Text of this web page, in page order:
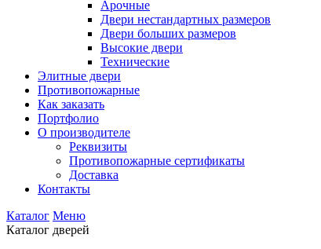
Арочные
Двери нестандартных размеров
Двери больших размеров
Высокие двери
Технические
Элитные двери
Противопожарные
Как заказать
Портфолио
О производителе
Реквизиты
Противопожарные сертификаты
Доставка
Контакты
Каталог Меню
Каталог дверей